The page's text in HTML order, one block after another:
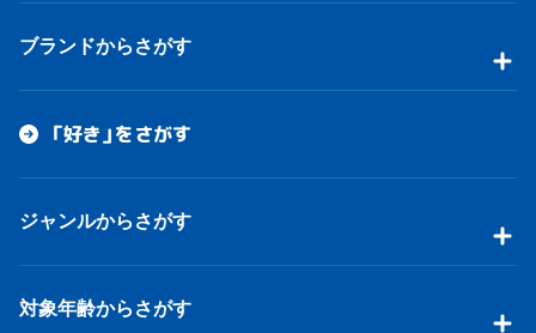
ブランドからさがす
「好き」をさがす
ジャンルからさがす
対象年齢からさがす